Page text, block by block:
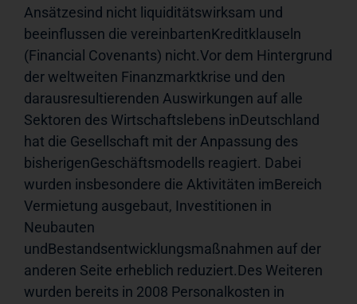
Ansätzesind nicht liquiditätswirksam und
beeinflussen die vereinbartenKreditklauseln
(Financial Covenants) nicht.Vor dem Hintergrund
der weltweiten Finanzmarktkrise und den
darausresultierenden Auswirkungen auf alle
Sektoren des Wirtschaftslebens inDeutschland
hat die Gesellschaft mit der Anpassung des
bisherigenGeschäftsmodells reagiert. Dabei
wurden insbesondere die Aktivitäten imBereich
Vermietung ausgebaut, Investitionen in
Neubauten
undBestandsentwicklungsmaßnahmen auf der
anderen Seite erheblich reduziert.Des Weiteren
wurden bereits in 2008 Personalkosten in